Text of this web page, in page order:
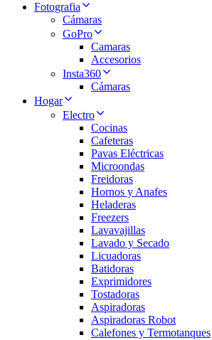
Fotografia
Cámaras
GoPro
Camaras
Accesorios
Insta360
Cámaras
Hogar
Electro
Cocinas
Cafeteras
Pavas Eléctricas
Microondas
Freidoras
Hornos y Anafes
Heladeras
Freezers
Lavavajillas
Lavado y Secado
Licuadoras
Batidoras
Exprimidores
Tostadoras
Aspiradoras
Aspiradoras Robot
Calefones y Termotanques